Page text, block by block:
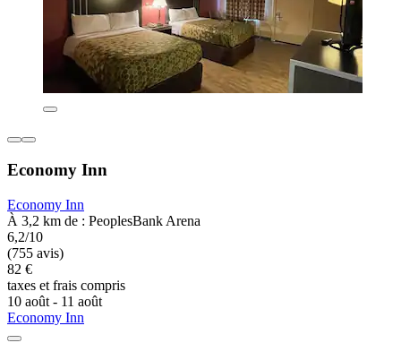
Economy Inn
Economy Inn
À 3,2 km de : PeoplesBank Arena
6,2/10
(755 avis)
82 €
taxes et frais compris
10 août - 11 août
Economy Inn